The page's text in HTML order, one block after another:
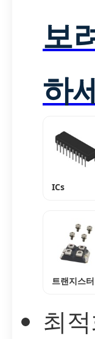
보
하
ICs
트랜지스터
최